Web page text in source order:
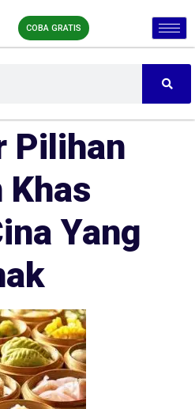
COBA GRATIS
Pilihan
Khas
Yang